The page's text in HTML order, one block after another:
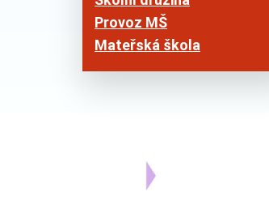
Provoz MŠ
Mateřská škola